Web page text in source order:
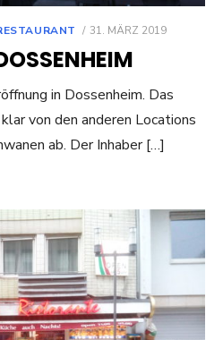
POSTED
31. MÄRZ 2019
in Dossenheim. Das
von den anderen Locations
ab. Der Inhaber […]